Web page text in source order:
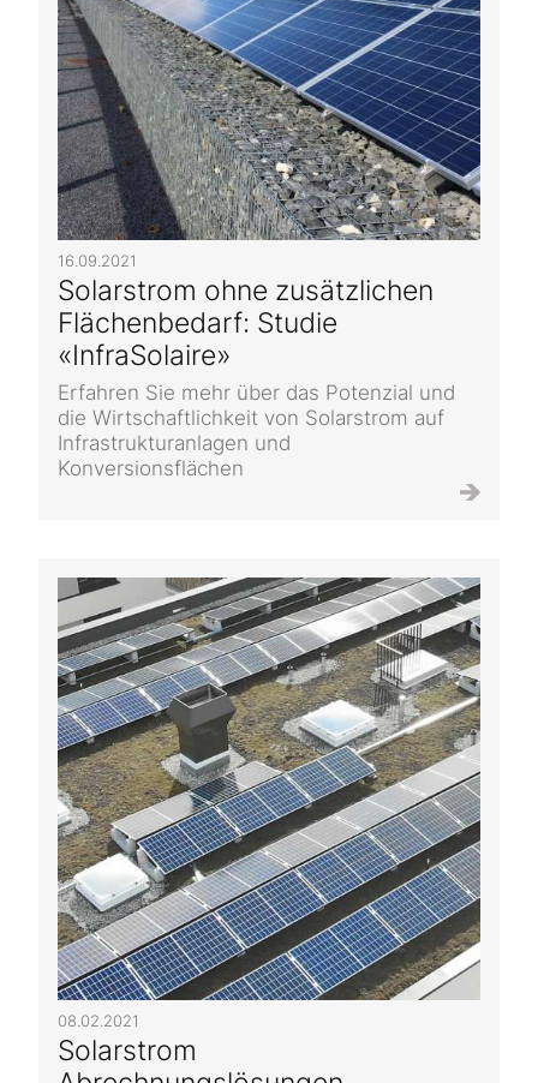
16.09.2021
Solarstrom ohne zusätzlichen
Flächenbedarf: Studie
«InfraSolaire»
Erfahren Sie mehr über das Potenzial und
die Wirtschaftlichkeit von Solarstrom auf
Infrastrukturanlagen und
Konversionsflächen
08.02.2021
Solarstrom